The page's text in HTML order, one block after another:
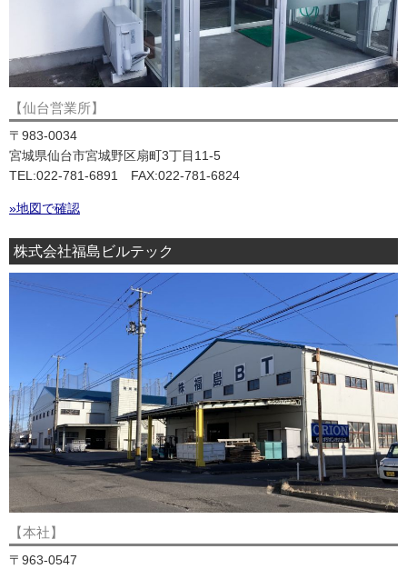
【仙台営業所】
〒983-0034
宮城県仙台市宮城野区扇町3丁目11-5
TEL:022-781-6891 FAX:022-781-6824
»地図で確認
株式会社福島ビルテック
【本社】
〒963-0547